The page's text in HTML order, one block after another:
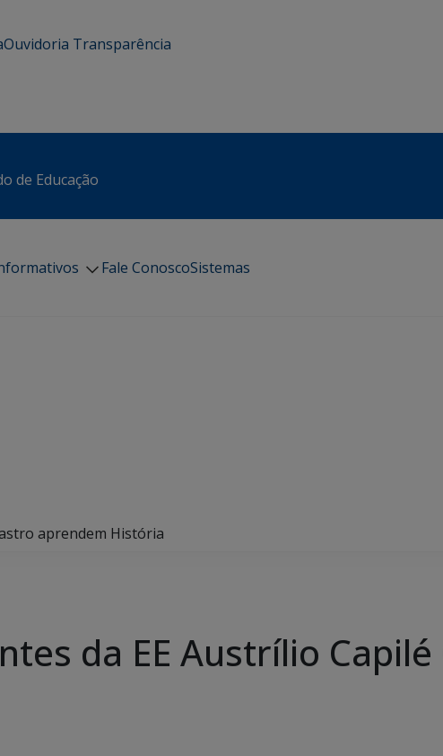
Ouvidoria Transparência
de Educação
Fale ConoscoSistemas
aprendem História
da EE Austrílio Capilé